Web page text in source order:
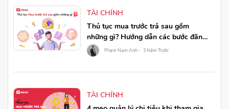
TÀI CHÍNH
Thủ tục mua trước trả sau gồm
những gì? Hướng dẫn các bước đăng
ký mua trước trả sau qua HENO
Phạm Nam Anh - 3 Năm Trước
TÀI CHÍNH